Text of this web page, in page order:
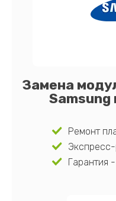
Замена
Samsung
Ремонт
Гарантия